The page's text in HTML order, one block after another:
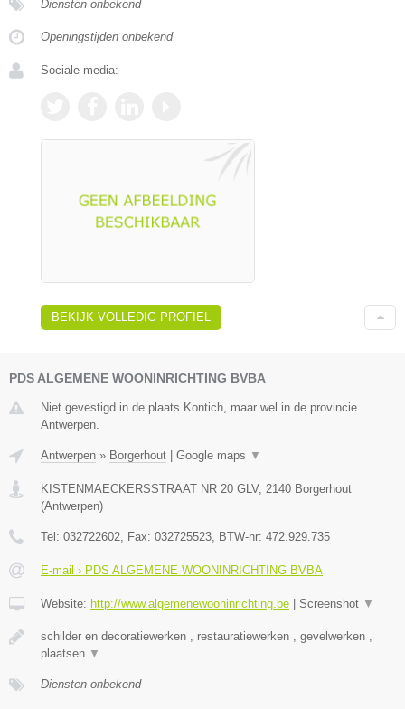
Diensten onbekend
Openingstijden onbekend
Sociale media:
BEKIJK VOLLEDIG PROFIEL
PDS ALGEMENE WOONINRICHTING BVBA
Niet gevestigd in de plaats Kontich, maar wel in de provincie
Antwerpen.
Antwerpen » Borgerhout Google maps ▼
KISTENMAECKERSSTRAAT NR 20 GLV, 2140 Borgerhout
(Antwerpen)
Tel: 032722602 , Fax: 032725523 , BTW-nr: 472.929.735
E-mail › PDS ALGEMENE WOONINRICHTING BVBA
Website: http://www.algemenewooninrichting.be Screenshot ▼
schilder en decoratiewerken , restauratiewerken , gevelwerken ,
plaatsen ▼
Diensten onbekend